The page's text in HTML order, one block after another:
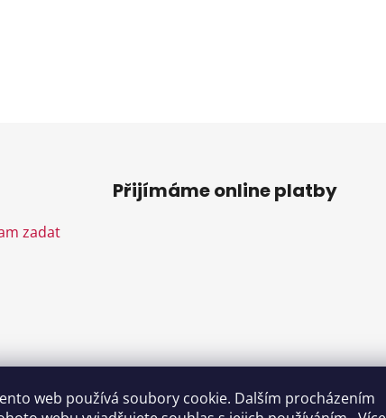
web používá soubory cookie. Dalším procházením
zadat
Přijímáme online platby